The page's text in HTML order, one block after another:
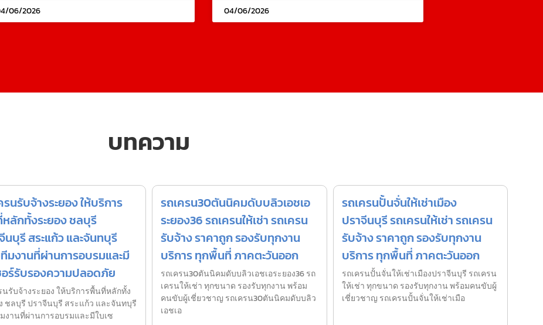
06/2026 04/06/2026
บทความ
รนรับจ้างระยอง ให้บริการ
ลักทั้งระยอง ชลบุรี
นบุรี สระแก้ว และจันทบุรี
มงานที่ผ่านการอบรมและมี
อร์รับรองความปลอดภัย
นรับจ้างระยอง ให้บริการพื้นที่หลักทั้ง
ชลบุรี ปราจีนบุรี สระแก้ว และจันทบุรี
งานที่ผ่านการอบรมและมีใบเซ
รถเครน30ตันนิคมดับบลิวเอชเอ
ระยอง36 รถเครนให้เช่า รถเครน
รับจ้าง ราคาถูก รองรับทุกงาน
บริการ ทุกพื้นที่ ภาคตะวันออก
รถเครน30ตันนิคมดับบลิวเอชเอระยอง36 รถ
เครนให้เช่า ทุกขนาด รองรับทุกงาน พร้อม
คนขับผู้เชี่ยวชาญ รถเครน30ตันนิคมดับบลิว
เอชเอ
รถเครนปั้นจั่นให้เช่าเมือง
ปราจีนบุรี รถเครนให้เช่า รถเครน
รับจ้าง ราคาถูก รองรับทุกงาน
บริการ ทุกพื้นที่ ภาคตะวันออก
รถเครนปั้นจั่นให้เช่าเมืองปราจีนบุรี รถเครน
ให้เช่า ทุกขนาด รองรับทุกงาน พร้อมคนขับผู้
เชี่ยวชาญ รถเครนปั้นจั่นให้เช่าเมือ